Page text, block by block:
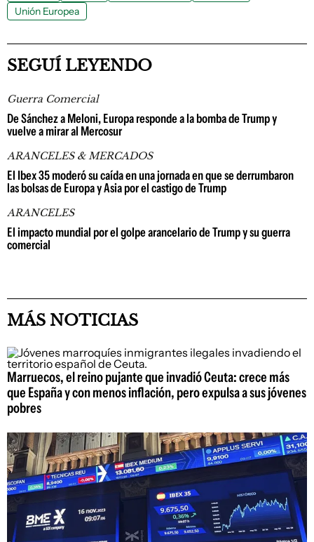
Unión Europea
SEGUÍ LEYENDO
Guerra Comercial
De Sánchez a Meloni, Europa responde a la bomba de Trump y
vuelve a mirar al Mercosur
ARANCELES & MERCADOS
El Ibex 35 moderó su caída en una jornada en que se derrumbaron
las bolsas de Europa y Asia por el castigo de Trump
ARANCELES
El impacto mundial por el golpe arancelario de Trump y su guerra
comercial
MÁS NOTICIAS
Marruecos, el reino pujante que invadió Ceuta: crece más
que España y con menos inflación, pero expulsa a sus jóvenes
pobres